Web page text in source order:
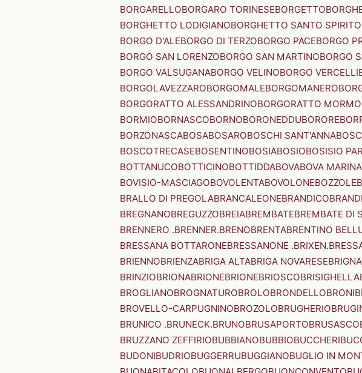
BORGARELLOBORGARO TORINESEBORGETTO
BORGHETTO LODIGIANOBORGHETTO SANTO SPIRITO
BORGO D'ALEBORGO DI TERZOBORGO PACEBORGO
BORGO SAN LORENZOBORGO SAN MARTINOBORGO
BORGO VALSUGANABORGO VELINOBORGO VERCELLI
BORGOLAVEZZAROBORGOMALEBORGOMANERO
BORGORATTO ALESSANDRINOBORGORATTO
BORMIOBORNASCOBORNOBORONEDDUBORORE
BORZONASCABOSABOSAROBOSCHI SANT'ANNA
BOSCOTRECASEBOSENTINOBOSIABOSIOBOSISIO
BOTTANUCOBOTTICINOBOTTIDDABOVABOVA MARINA
BOVISIO-MASCIAGOBOVOLENTABOVOLONEBOZZOLE
BRALLO DI PREGOLABRANCALEONEBRANDICO
BREGNANOBREGUZZOBREIABREMBATEBREMBATE DI
BRENNERO .BRENNER.BRENOBRENTABRENTINO
BRESSANA BOTTARONEBRESSANONE .BRIXEN.
BRIENNOBRIENZABRIGA ALTABRIGA NOVARESE
BRINZIOBRIONABRIONEBRIONEBRIOSCOBRISIGHELLA
BROGLIANOBROGNATUROBROLOBRONDELLOBRONI
BROVELLO-CARPUGNINOBROZOLOBRUGHERIO
BRUNICO .BRUNECK.BRUNOBRUSAPORTOBRUSASCO
BRUZZANO ZEFFIRIOBUBBIANOBUBBIOBUCCHERI
BUDONIBUDRIOBUGGERRUBUGGIANOBUGLIO IN